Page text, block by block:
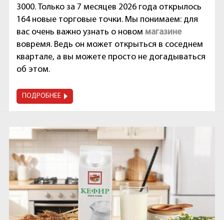
3000. Только за 7 месяцев 2026 года открылось
164 новые торговые точки. Мы понимаем: для
вас очень важно узнать о новом магазине
вовремя. Ведь он может открыться в соседнем
квартале, а вы можете просто не догадываться
об этом.
ПОДРОБНЕЕ